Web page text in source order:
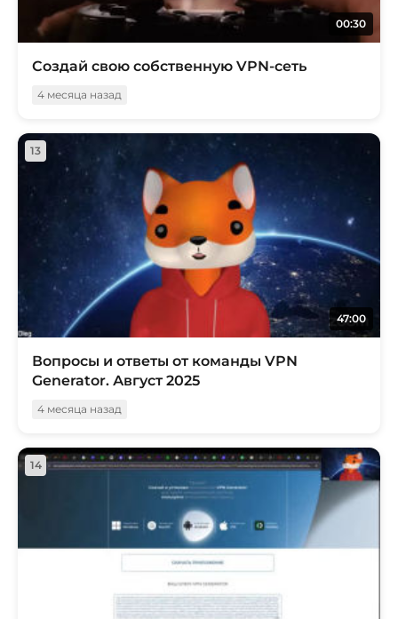
00:30
Создай свою собственную VPN-сеть
4 месяца назад
13
47:00
Вопросы и ответы от команды VPN
Generator. Август 2025
4 месяца назад
14